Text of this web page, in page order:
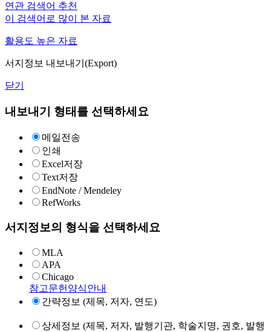
연관 검색어 추천
이 검색어로 많이 본 자료
활용도 높은 자료
서지정보 내보내기(Export)
닫기
내보내기 형태를 선택하세요
메일전송
인쇄
Excel저장
Text저장
EndNote / Mendeley
RefWorks
서지정보의 형식을 선택하세요
MLA
APA
Chicago
참고문헌양식안내
간략정보 (제목, 저자, 연도)
상세정보 (제목, 저자, 발행기관, 학술지명, 권호, 발행